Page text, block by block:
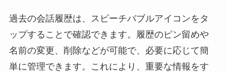
過去の会話履歴は、スピーチバブルアイコンをタ
ップすることで確認できます。履歴のピン留めや
名前の変更、削除などが可能で、必要に応じて簡
単に管理できます。これにより、重要な情報をす